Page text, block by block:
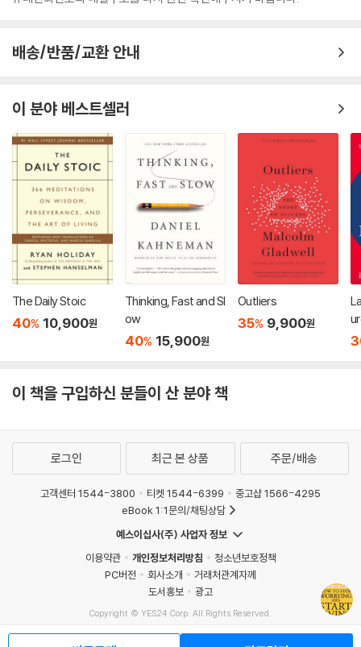
배송/반품/교환 안내
이 분야 베스트셀러
The Daily Stoic
40% 10,900원
Thinking, Fast and Sl
ow
40% 15,900원
Outliers
35% 9,900원
이 책을 구입하신 분들이 산 분야 책
로그인 최근 본 상품 주문/배송
고객센터 1544-3800 티켓 1544-6399
중고샵 1566-4295
eBook 1:1문의/채팅상담
예스이십사(주) 사업자 정보
이용약관
개인정보처리방침
청소년보호정책
PC버전
회사소개
거래처관계자께
도서홍보
광고
Copyright © YES24 Corp. All Rights Reserved.